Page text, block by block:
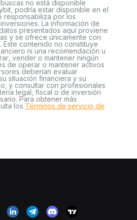
no está disponible
podría estar disponible en el
responsabiliza por los
La información de
presentados aquí proviene
y se ofrece únicamente con
Este contenido no constituye
ni una recomendación u
vender o mantener ningún
de operar o mantener activos
deberían evaluar
situación financiera y su
y consultar con profesionales
legal, fiscal o de inversión
Para obtener más
los Términos de servicio de